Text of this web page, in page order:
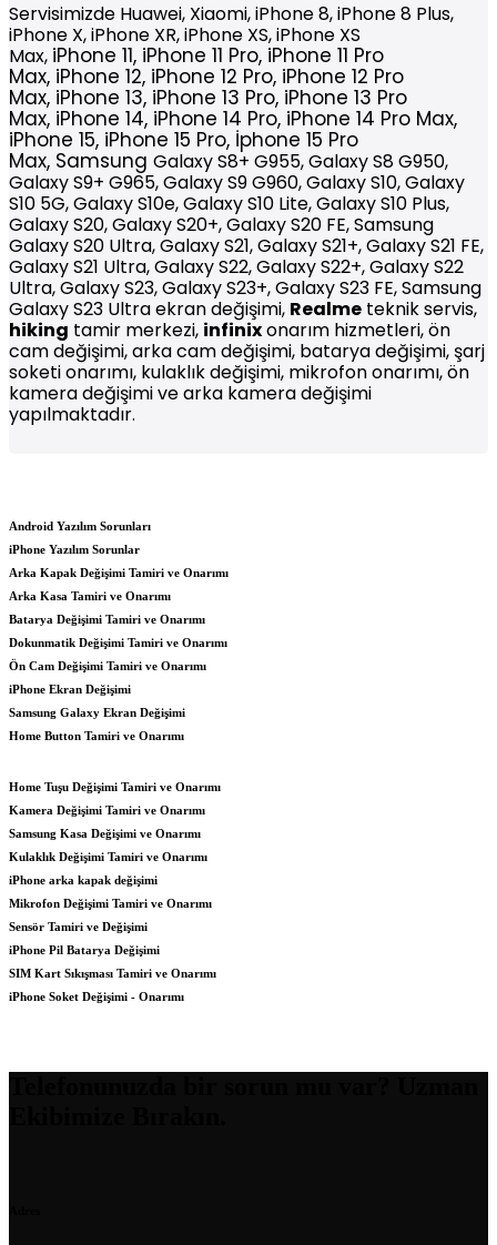
Servisimizde Huawei, Xiaomi, iPhone 8, iPhone 8 Plus,
iPhone X, iPhone XR, iPhone XS, iPhone XS
Max, iPhone 11, iPhone 11 Pro, iPhone 11 Pro
Max, iPhone 12, iPhone 12 Pro, iPhone 12 Pro
Max, iPhone 13, iPhone 13 Pro, iPhone 13 Pro
Max, iPhone 14, iPhone 14 Pro, iPhone 14 Pro Max,
iPhone 15, iPhone 15 Pro, İphone 15 Pro
Max, Samsung Galaxy S8+ G955, Galaxy S8 G950,
Galaxy S9+ G965, Galaxy S9 G960, Galaxy S10, Galaxy
S10 5G, Galaxy S10e, Galaxy S10 Lite, Galaxy S10 Plus,
Galaxy S20, Galaxy S20+, Galaxy S20 FE, Samsung
Galaxy S20 Ultra, Galaxy S21, Galaxy S21+, Galaxy S21 FE,
Galaxy S21 Ultra, Galaxy S22, Galaxy S22+, Galaxy S22
Ultra, Galaxy S23, Galaxy S23+, Galaxy S23 FE, Samsung
Galaxy S23 Ultra ekran değişimi, Realme teknik servis,
hiking tamir merkezi, infinixonarım hizmetleri, ön
cam değişimi, arka cam değişimi, batarya değişimi, şarj
soketi onarımı, kulaklık değişimi, mikrofon onarımı, ön
kamera değişimi ve arka kamera değişimi
yapılmaktadır.
Android Yazılım Sorunları
iPhone Yazılım Sorunlar
Arka Kapak Değişimi Tamiri ve Onarımı
Arka Kasa Tamiri ve Onarımı
Batarya Değişimi Tamiri ve Onarımı
Dokunmatik Değişimi Tamiri ve Onarımı
Ön Cam Değişimi Tamiri ve Onarımı
iPhone Ekran Değişimi
Samsung Galaxy Ekran Değişimi
Home Button Tamiri ve Onarımı
Home Tuşu Değişimi Tamiri ve Onarımı
Kamera Değişimi Tamiri ve Onarımı
Samsung Kasa Değişimi ve Onarımı
Kulaklık Değişimi Tamiri ve Onarımı
iPhone arka kapak değişimi
Mikrofon Değişimi Tamiri ve Onarımı
Sensör Tamiri ve Değişimi
iPhone Pil Batarya Değişimi
SIM Kart Sıkışması Tamiri ve Onarımı
iPhone Soket Değişimi - Onarımı